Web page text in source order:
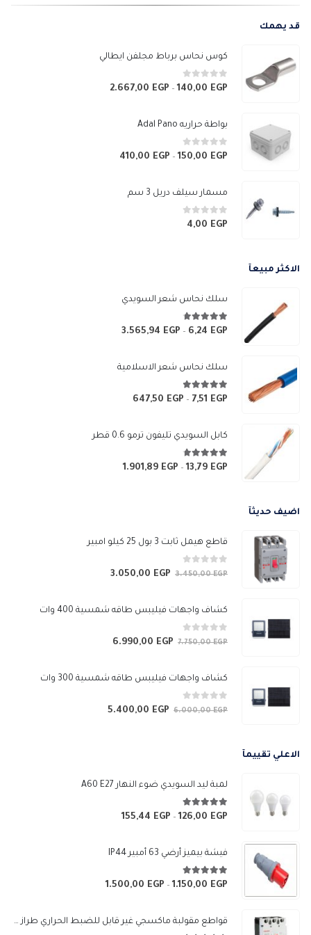
قد يهمك
كوس نحاس برباط مجلفن ايطالي
0من 5140,00 EGP
–
2.667,00 EGP
بواطة حراريه Adal Pano
0من 5150,00 EGP
–
410,00 EGP
مسمار سيلف دريل 3 سم
0من 54,00 EGP
الاكثر مبيعآ
سلك نحاس شعر السويدي
4.67 من 5
6,24 EGP
–
3.565,94 EGP
نطاق
منسلك نحاس شعر الاسلامية
4.83 من 5
7,51 EGP
–
647,50 EGP
من
خلال
كابل السويدي تليفون ترمو 0.6 قطر
4.67 من 5
13,79 EGP
–
1.901,89 EGP
نطاق
اضيف حديثآ
قاطع هيمل ثابت 3 بول 25 كيلو امبير
0 من 53.450,00EGP
السعر
هو:
3.050,00 EGP
السعر
هو:
كشاف واجهات فيليبس طاقه شمسية 400 وات
0 من 57.750,00EGP
السعر
هو:
6.990,00 EGP
هو:
كشاف واجهات فيليبس طاقه شمسية 300 وات
0 من 56.000,00EGP
السعر5.400,00 EGP
السعر
الاعلي تقييمآ
لمبة ليد السويدي ضوء النهار A60 E27
5.00 من 5
126,00 EGP
–
155,44 EGP
نطاق
من
خلال
فيشة بيميز أرضي 63 أمبير IP44
5.00 من 5
1.150,00 EGP
–
1.500,00 EGP
نطاق
من
قواطع مقولبة ماكسجي غير قابل للضبط الحراري طراز (SGM3-250L)